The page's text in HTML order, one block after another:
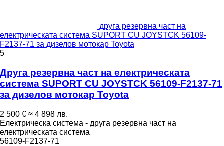
друга резервна част на
електрическата система SUPORT CU JOYSTCK 56109-
F2137-71 за дизелов мотокар Toyota
5
Друга резервна част на електрическата
система SUPORT CU JOYSTCK 56109-F2137-71
за дизелов мотокар Toyota
2 500 € ≈ 4 898 лв.
Електрическа система - друга резервна част на
електрическата система
56109-F2137-71